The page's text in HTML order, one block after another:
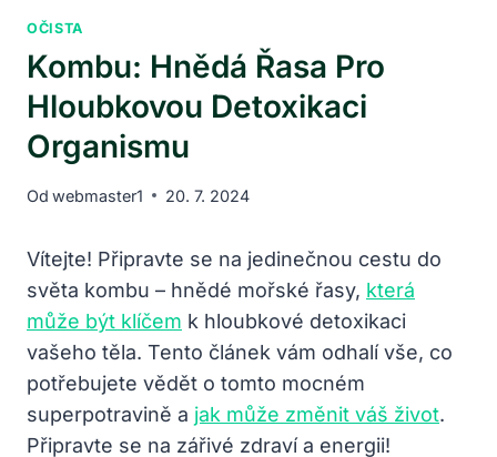
OČISTA
Kombu: Hnědá Řasa Pro
Hloubkovou Detoxikaci
Organismu
Od webmaster1 20. 7. 2024
Vítejte! Připravte se na jedinečnou cestu do
světa kombu – hnědé mořské řasy, která
může být klíčem k hloubkové detoxikaci
vašeho těla. Tento článek vám odhalí vše, co
potřebujete vědět o tomto mocném
superpotravině a jak může změnit váš život.
Připravte se na zářivé zdraví a energii!